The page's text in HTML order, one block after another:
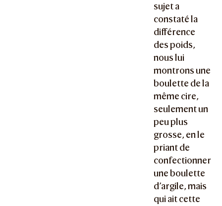
sujet a
constaté la
différence
des poids,
nous lui
montrons une
boulette de la
même cire,
seulement un
peu plus
grosse, en le
priant de
confectionner
une boulette
d’argile, mais
qui ait cette